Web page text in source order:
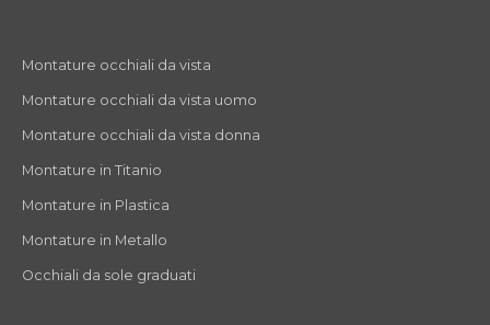
Montature occhiali da vista
Montature occhiali da vista uomo
Montature occhiali da vista donna
Montature in Titanio
Montature in Plastica
Montature in Metallo
Occhiali da sole graduati